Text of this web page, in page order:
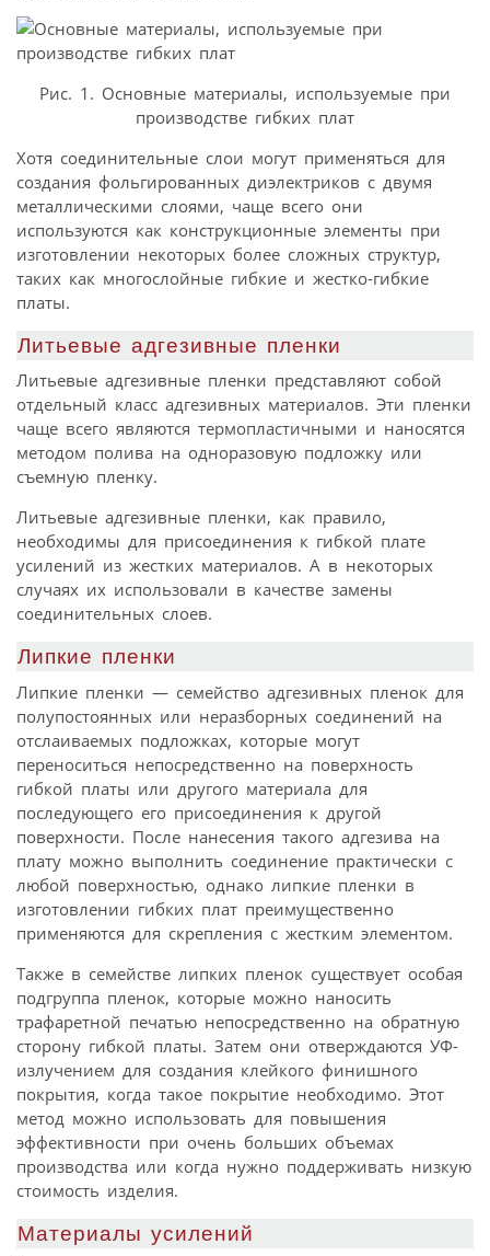
Рис. 1. Основные материалы, используемые при
производстве гибких плат
Хотя соединительные слои могут применяться для
создания фольгированных диэлектриков с двумя
металлическими слоями, чаще всего они
используются как конструкционные элементы при
изготовлении некоторых более сложных структур,
таких как многослойные гибкие и жестко-гибкие
платы.
Литьевые адгезивные пленки
Литьевые адгезивные пленки представляют собой
отдельный класс адгезивных материалов. Эти пленки
чаще всего являются термопластичными и наносятся
методом полива на одноразовую подложку или
съемную пленку.
Литьевые адгезивные пленки, как правило,
необходимы для присоединения к гибкой плате
усилений из жестких материалов. А в некоторых
случаях их использовали в качестве замены
соединительных слоев.
Липкие пленки
Липкие пленки — семейство адгезивных пленок для
полупостоянных или неразборных соединений на
отслаиваемых подложках, которые могут
переноситься непосредственно на поверхность
гибкой платы или другого материала для
последующего его присоединения к другой
поверхности. После нанесения такого адгезива на
плату можно выполнить соединение практически с
любой поверхностью, однако липкие пленки в
изготовлении гибких плат преимущественно
применяются для скрепления с жестким элементом.
Также в семействе липких пленок существует особая
подгруппа пленок, которые можно наносить
трафаретной печатью непосредственно на обратную
сторону гибкой платы. Затем они отверждаются УФ-
излучением для создания клейкого финишного
покрытия, когда такое покрытие необходимо. Этот
метод можно использовать для повышения
эффективности при очень больших объемах
производства или когда нужно поддерживать низкую
стоимость изделия.
Материалы усилений